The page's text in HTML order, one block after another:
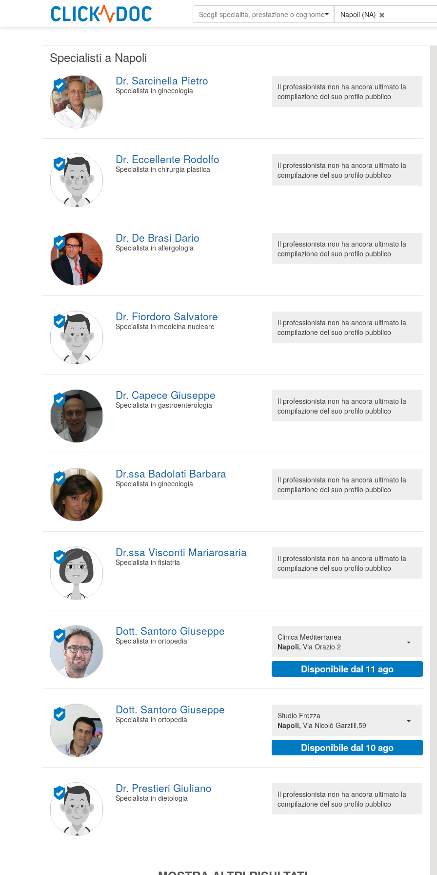
Scegli specialità, prestazione o cognome Napoli (NA)
Specialisti a Napoli
Dr. Sarcinella Pietro
Specialista in ginecologia
Il professionista non ha ancora ultimato la
compilazione del suo profilo pubblico
Dr. Eccellente Rodolfo
Specialista in chirurgia plastica
Il professionista non ha ancora ultimato la
compilazione del suo profilo pubblico
Dr. De Brasi Dario
Specialista in allergologia
Il professionista non ha ancora ultimato la
compilazione del suo profilo pubblico
Dr. Fiordoro Salvatore
Specialista in medicina nucleare
Il professionista non ha ancora ultimato la
compilazione del suo profilo pubblico
Dr. Capece Giuseppe
Specialista in gastroenterologia
Il professionista non ha ancora ultimato la
compilazione del suo profilo pubblico
Dr.ssa Badolati Barbara
Specialista in ginecologia
Il professionista non ha ancora ultimato la
compilazione del suo profilo pubblico
Dr.ssa Visconti Mariarosaria
Specialista in fisiatria
Il professionista non ha ancora ultimato la
compilazione del suo profilo pubblico
Dott. Santoro Giuseppe
Specialista in ortopedia
Clinica Mediterranea
Napoli, Via Orazio 2
Disponibile dal 11 ago
Dott. Santoro Giuseppe
Specialista in ortopedia
Studio Frezza
Napoli, Via Nicolò Garzilli,59
Disponibile dal 10 ago
Dr. Prestieri Giuliano
Specialista in dietologia
Il professionista non ha ancora ultimato la
compilazione del suo profilo pubblico